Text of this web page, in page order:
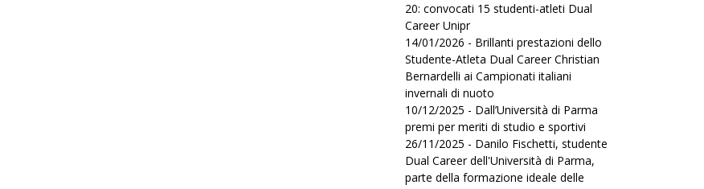
20: convocati 15 studenti-atleti Dual
Career Unipr
14/01/2026 - Brillanti prestazioni dello
Studente-Atleta Dual Career Christian
Bernardelli ai Campionati italiani
invernali di nuoto
10/12/2025 - Dall’Università di Parma
premi per meriti di studio e sportivi
26/11/2025 - Danilo Fischetti, studente
Dual Career dell'Università di Parma,
parte della formazione ideale delle